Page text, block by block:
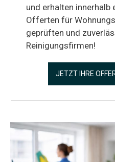
und erhalten innerhalb
Offerten für
geprüften und
Reinigungsfirmen!
JETZT IHRE